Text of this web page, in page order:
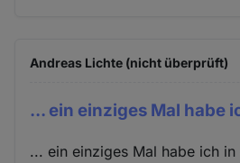
Andreas Lichte (nicht überprüft)
... ein einziges Mal habe
... ein einziges Mal habe ich